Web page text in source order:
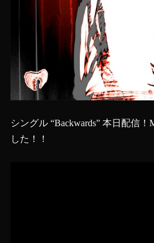
シングル “Backwards” 本日配信！
した！！